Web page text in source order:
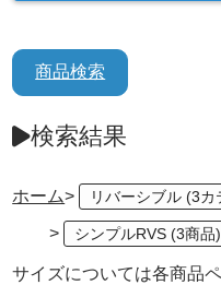
商品検索
検索結果
ホーム>
>
サイズについては各商品